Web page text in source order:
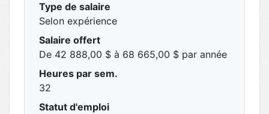
Type de salaire
Selon expérience
Salaire offert
De 42 888,00 $ à 68 665,00 $ par année
Heures par sem.
32
Statut d'emploi